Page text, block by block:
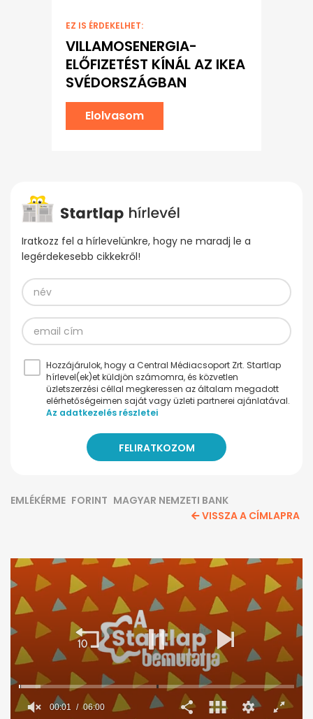
EZ IS ÉRDEKELHET:
VILLAMOSENERGIA-
ELŐFIZETÉST KÍNÁL AZ IKEA
SVÉDORSZÁGBAN
Elolvasom
Iratkozz fel a hírlevelünkre, hogy ne maradj le a
legérdekesebb cikkekről!
Hozzájárulok, hogy a Central Médiacsoport Zrt. Startlap
hírlevel(ek)et küldjön számomra, és közvetlen
üzletszerzési céllal megkeressen az általam megadott
elérhetőségeimen saját vagy üzleti partnerei ajánlatával.
Az adatkezelés részletei
EMLÉKÉRME FORINT MAGYAR NEMZETI BANK
VISSZA A CÍMLAPRA
00:02 06:00